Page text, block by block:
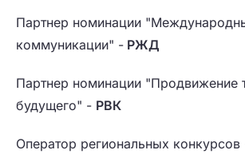
Партнер номинации
коммуникации" - РЖД
Партнер номинации "Продвижение
будущего" - РВК
Оператор региональных конкурсов